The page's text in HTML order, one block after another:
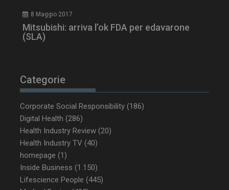
8 Maggio 2017
Mitsubishi: arriva l’ok FDA per edavarone
(SLA)
Categorie
Corporate Social Responsibility (186)
Digital Health (286)
Health Industry Review (20)
Health Industry TV (40)
homepage (1)
Inside Business (1.150)
Lifescience People (445)
_ga_Z2VT792F98
tracking-sites-
ironfish-tracking-